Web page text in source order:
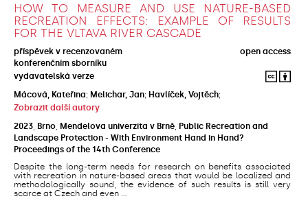
HOW TO MEASURE AND USE NATURE-BASED
RECREATION EFFECTS: EXAMPLE OF RESULTS
FOR THE VLTAVA RIVER CASCADE
příspěvek v recenzovaném
konferenčním sborníku
open access
vydavatelská verze
Mácová, Kateřina; Melichar, Jan; Havlíček, Vojtěch;
Zobrazit další autory
2023 Brno Mendelova univerzita v Brně Public Recreation and
Landscape Protection - With Environment Hand in Hand?
Proceedings of the 14th Conference
Despite the long-term needs for research on benefits associated
with recreation in nature-based areas that would be localized and
methodologically sound, the evidence of such results is still very
scarce at Czech and even ...